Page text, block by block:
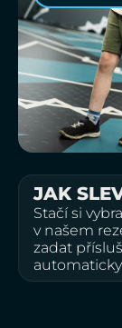
JAK
Stačí si
v našem
zadat